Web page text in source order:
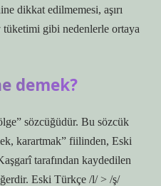
dikkat edilmemesi, aşırı
gibi nedenlerle ortaya
demek?
sözcüğüdür. Bu sözcük
karartmak” fiilinden, Eski
tarafından kaydedilen
Eski Türkçe /l/ > /ş/